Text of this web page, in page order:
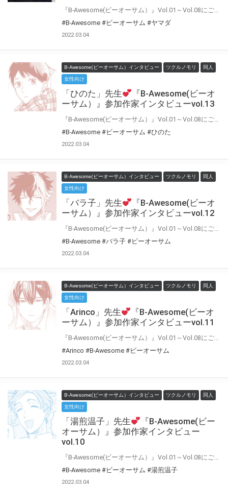
#B-Awesome #ビーオーサム #ヤマダ
2022.03.04
B-Awesome(ビーオーサム）インタビュー ツクルノモリ 同人
女性向け
「ひのた」先生
『B-Awesome(ビーオ
ーサム）』参加作家インタビューvol.13
#B-Awesome #ビーオーサム #ひのた
2022.03.04
B-Awesome(ビーオーサム）インタビュー ツクルノモリ 同人
女性向け
「バラ子」先生
『B-Awesome(ビーオ
ーサム）』参加作家インタビューvol.12
#B-Awesome #バラ子 #ビーオーサム
2022.03.04
B-Awesome(ビーオーサム）インタビュー ツクルノモリ 同人
女性向け
「Arinco」先生
『B-Awesome(ビーオ
ーサム）』参加作家インタビューvol.11
#Arinco #B-Awesome #ビーオーサム
2022.03.04
B-Awesome(ビーオーサム）インタビュー ツクルノモリ 同人
女性向け
「湯煎温子」先生
『B-Awesome(ビー
オーサム）』参加作家インタビュー
vol.10
#B-Awesome #ビーオーサム #湯煎温子
2022.03.04